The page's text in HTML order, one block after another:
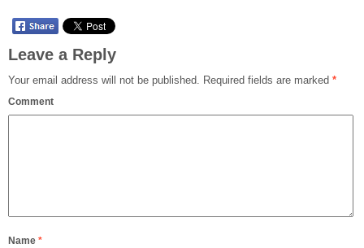
Leave a Reply
Your email address will not be published. Required fields are marked *
Comment
Name *